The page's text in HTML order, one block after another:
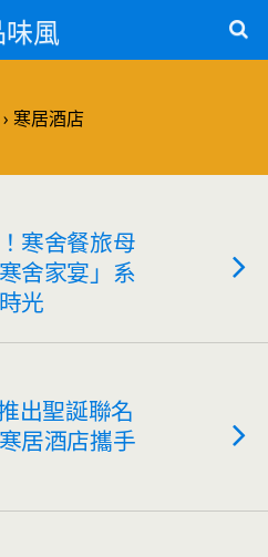
味風
寒居酒店
寒舍餐旅母
舍家宴」系
光
推出聖誕聯名
居酒店攜手